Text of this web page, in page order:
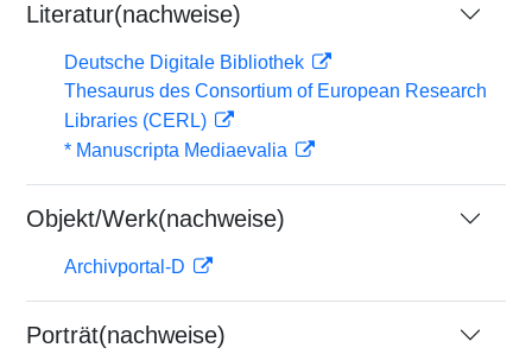
Literatur(nachweise)
Deutsche Digitale Bibliothek
Thesaurus des Consortium of European Research
Libraries (CERL)
* Manuscripta Mediaevalia
Objekt/Werk(nachweise)
Archivportal-D
Porträt(nachweise)